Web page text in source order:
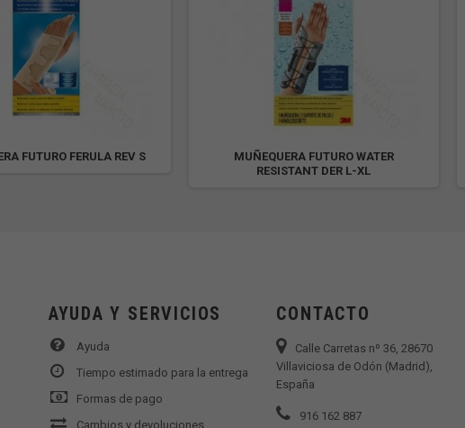
FUTURO FERULA REV S
MUÑEQUERA FUTURO WATER
RESISTANT DER L-XL
AYUDA Y SERVICIOS
Ayuda
Tiempo estimado para la entrega
Formas de pago
Cambios y devoluciones
CONTACTO
Calle Carretas nº 36, 28670
Villaviciosa de Odón (Madrid),
España
916 162 887